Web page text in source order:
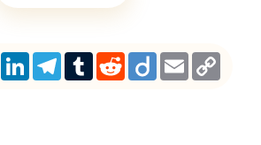
Facebook
LinkedInTelegram
TumblrRedditDiigoEmail